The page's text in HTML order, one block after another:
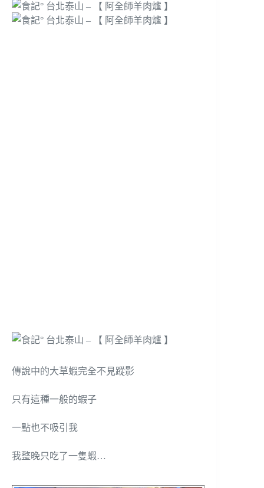
傳說中的大草蝦完全不見蹤影
只有這種一般的蝦子
一點也不吸引我
我整晚只吃了一隻蝦…